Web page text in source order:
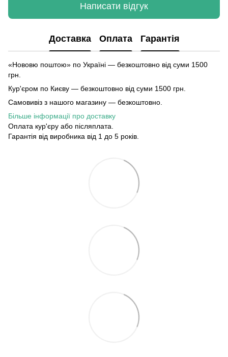
Написати відгук
Доставка Оплата Гарантія
«Нововю поштою» по Україні — безкоштовно від суми 1500
грн.
Кур'єром по Києву — безкоштовно від суми 1500 грн.
Самовивіз з нашого магазину — безкоштовно.
Більше інформації про доставку
Оплата кур'єру або післяплата.
Гарантія від виробника від 1 до 5 років.